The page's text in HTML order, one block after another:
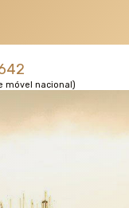
móvel nacional)